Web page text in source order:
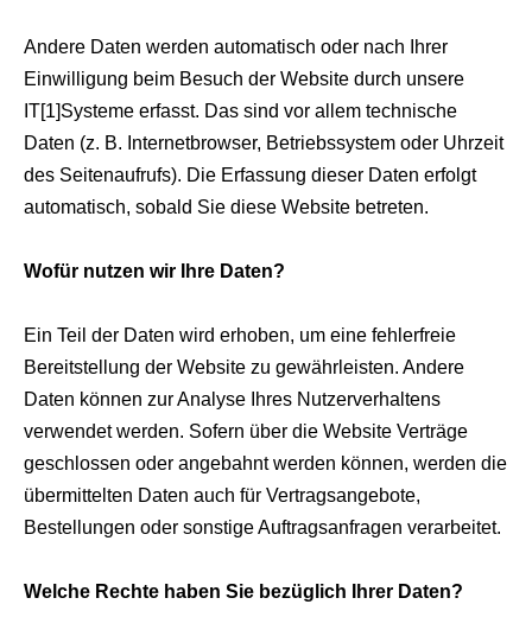
Andere Daten werden automatisch oder nach Ihrer
Einwilligung beim Besuch der Website durch unsere
IT[1]Systeme erfasst. Das sind vor allem technische
Daten (z. B. Internetbrowser, Betriebssystem oder Uhrzeit
des Seitenaufrufs). Die Erfassung dieser Daten erfolgt
automatisch, sobald Sie diese Website betreten.
Wofür nutzen wir Ihre Daten?
Ein Teil der Daten wird erhoben, um eine fehlerfreie
Bereitstellung der Website zu gewährleisten. Andere
Daten können zur Analyse Ihres Nutzerverhaltens
verwendet werden. Sofern über die Website Verträge
geschlossen oder angebahnt werden können, werden die
übermittelten Daten auch für Vertragsangebote,
Bestellungen oder sonstige Auftragsanfragen verarbeitet.
Welche Rechte haben Sie bezüglich Ihrer Daten?